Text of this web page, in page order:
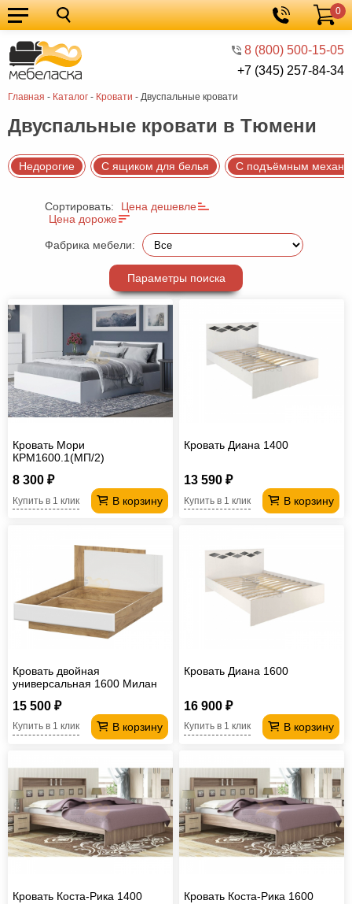
8 (800) 500-15-05
+7 (345) 257-84-34
Корзина
0
Главная - Каталог - Кровати - Двуспальные кровати
Кухонные
гарнитуры
Мебель
для
кухни
Мебель
для
спальни
Кровати
Шкафы
Диваны
мебель
Детская
мебель
Мебель
Офисная
мебель
Столы
под
компьютер
Мебель
для
Мебель
Кресла-
Косметологическое
оборудование
Двуспальные кровати в Тюмени
Недорогие С ящиком для белья С подъёмным
Сортировать:
Цена дешевле
Цена дороже
Фабрика мебели:
Параметры поиска
Кровать Мори
КРМ1600.1(МП/2)
8 300 ₽
В корзину
Купить в 1 клик
Кровать Диана 1400
13 590 ₽
В корзину
Купить в 1 клик
Кровать двойная
универсальная 1600 Милан
15 500 ₽
В корзину
Купить в 1 клик
Кровать Диана 1600
16 900 ₽
В корзину
Купить в 1 клик
Кровать Коста-Рика 1400 Кровать Коста-Рика 1600